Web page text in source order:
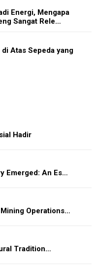
Energi, Mengapa
Sangat Rele…
di Atas Sepeda yang
Hadir
Emerged: An Es…
Mining Operations…
Tradition…